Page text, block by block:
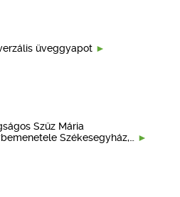
üveggyapot
Szűz Mária
Székesegyház,…